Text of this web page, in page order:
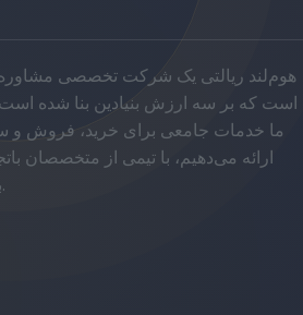
هوم‌لند ریالتی یک شرکت تخصصی مشاوره
است که بر سه ارزش بنیادین بنا شده
ما خدمات جامعی برای خرید، فروش و
ارائه می‌دهیم، با تیمی از متخصصان
بیش از 98٪ در سال 2025.